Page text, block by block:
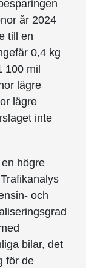
år 2024
till en
0,4 kg
100 mil
lägre
lägre
inte
högre
och
bilar, det
för de